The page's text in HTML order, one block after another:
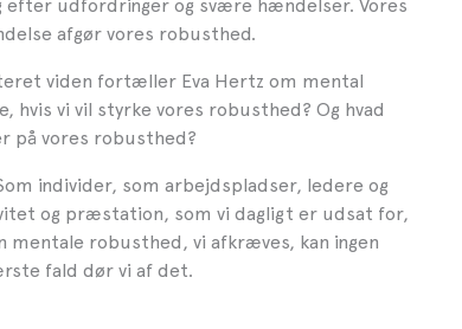
udfordringer og svære hændelser. Vores
afgør vores robusthed.
viden fortæller Eva Hertz om mental
vi vil styrke vores robusthed? Og hvad
på vores robusthed?
individer, som arbejdspladser, ledere og
og præstation, som vi dagligt er udsat for,
mentale robusthed, vi afkræves, kan ingen
fald dør vi af det.